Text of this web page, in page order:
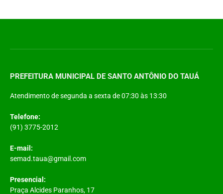
PREFEITURA MUNICIPAL DE SANTO ANTÔNIO DO TAUÁ
Atendimento de segunda a sexta de 07:30 às 13:30
Telefone:
(91) 3775-2012
E-mail:
semad.taua@gmail.com
Presencial:
Praça Alcides Paranhos, 17